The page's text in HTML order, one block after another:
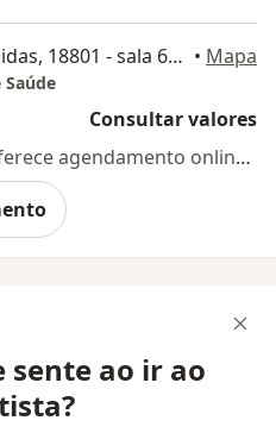
Avenida das Nações Unidas, 18801 - sala 615, São Paulo • Mapa
Consultar valores
Esse especialista não oferece agendamento online para esse endereço.
sente ao ir ao